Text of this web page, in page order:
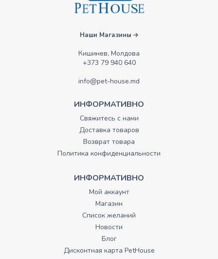
Наши Магазины
Кишинев, Молдова
+373 79 940 640
info@pet-house.md
ИНФОРМАТИВНО
Свяжитесь с нами
Доставка товаров
Возврат товара
Политика конфиденциальности
ИНФОРМАТИВНО
Мой аккаунт
Магазин
Список желаний
Новости
Блог
Дисконтная карта PetHouse